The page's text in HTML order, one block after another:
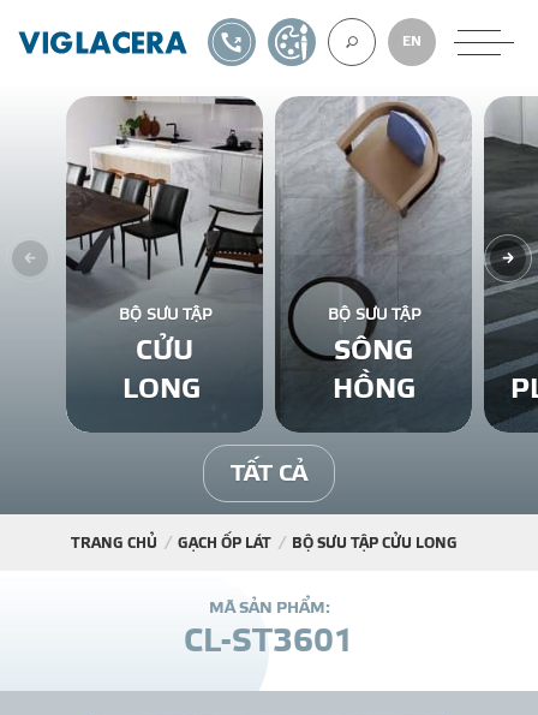
VỀ CHÚNG
GẠCH ỐP LÁT
BÊ TÔNG KHÍ
NGÓI LỢP
EN
1900561582TỰ THIẾT KẾ
BỘ SƯU TẬP
CỬU
LONG
BỘ SƯU TẬP
SÔNG
HỒNG
TẤT CẢ
TRANG CHỦ GẠCH ỐP LÁT BỘ SƯU TẬP CỬU LONG
MÃ SẢN PHẨM:
CL-ST3601